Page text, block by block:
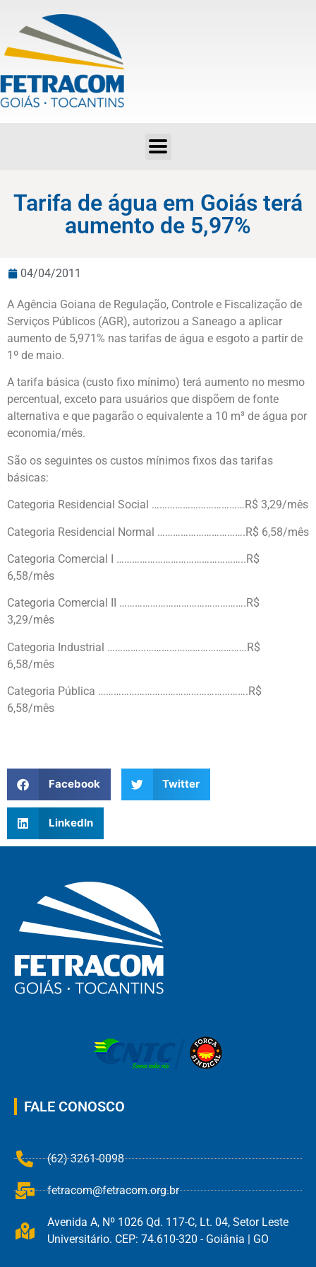
Tarifa de água em Goiás terá
aumento de 5,97%
04/04/2011
A Agência Goiana de Regulação, Controle e Fiscalização de
Serviços Públicos (AGR), autorizou a Saneago a aplicar
aumento de 5,971% nas tarifas de água e esgoto a partir de
1º de maio.
A tarifa básica (custo fixo mínimo) terá aumento no mesmo
percentual, exceto para usuários que dispõem de fonte
alternativa e que pagarão o equivalente a 10 m³ de água por
economia/mês.
São os seguintes os custos mínimos fixos das tarifas
básicas:
Categoria Residencial Social ………………………………R$ 3,29/mês
Categoria Residencial Normal …………………………….R$ 6,58/mês
Categoria Comercial I …………………………………………..R$
6,58/mês
Categoria Comercial II ………………………………………….R$
3,29/mês
Categoria Industrial ………………………………………………R$
6,58/mês
Categoria Pública ………………………………………………….R$
6,58/mês
Facebook Twitter
LinkedIn
FALE CONOSCO
(62) 3261-0098
fetracom@fetracom.org.br
Avenida A, Nº 1026 Qd. 117-C, Lt. 04, Setor Leste
Universitário. CEP: 74.610-320 - Goiânia | GO